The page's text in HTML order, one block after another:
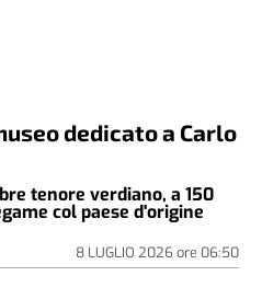
dedicato a Carlo
tenore verdiano, a 150
col paese d'origine
8 LUGLIO 2026ore 06:50